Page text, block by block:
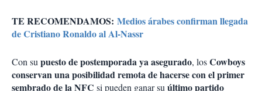
TE RECOMENDAMOS: Medios árabes confirman llegada
de Cristiano Ronaldo al Al-Nassr
Con supuesto de postemporada ya asegurado, losCowboys
conservan una posibilidad remota de hacerse con el primer
sembrado de la NFC si pueden ganar suúltimo partido